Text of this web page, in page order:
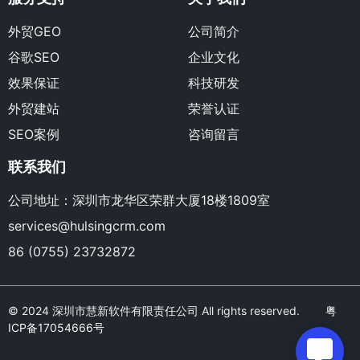
外贸GEO
谷歌SEO
效果保证
外贸建站
SEO案例
公司简介
企业文化
科技研发
荣誉认证
咨询留言
联系我们
公司地址：深圳市龙华区荣群大厦18楼1809室
services@hulsingcrm.com
86 (0755) 23732872
© 2024 深圳市慧新软件有限责任公司 All rights reserved. 粤
ICP备17054666号